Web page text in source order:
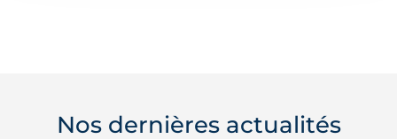
Nos dernières actualités